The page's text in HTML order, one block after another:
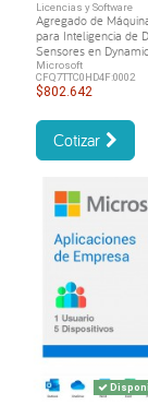
Licencias y Software
Agregado de
para Inteligencia de
Sensores en
Microsoft
CFQ7TTC0HD4F:0002
$802.642
Cotizar